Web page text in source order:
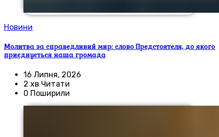
Новини
Молитва за справедливий мир: слово Предстоятеля, до якого
приєднується наша громада
16 Липня, 2026
2 хв Читати
0 Поширили